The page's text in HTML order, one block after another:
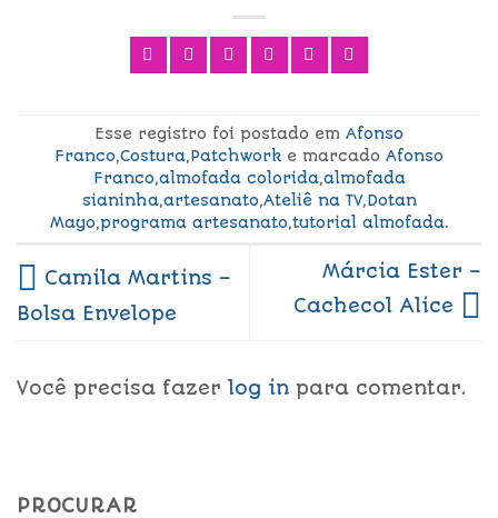
Esse registro foi postado em Afonso
Franco,Costura,Patchwork e marcado Afonso
Franco,almofada colorida,almofada
sianinha,artesanato,Ateliê na TV,Dotan
Mayo,programa artesanato,tutorial almofada.
Camila Martins –
Bolsa Envelope
Márcia Ester –
Cachecol Alice
Você precisa fazer log in para comentar.
PROCURAR